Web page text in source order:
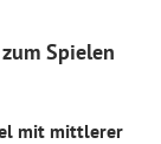
Spielen
mit mittlerer